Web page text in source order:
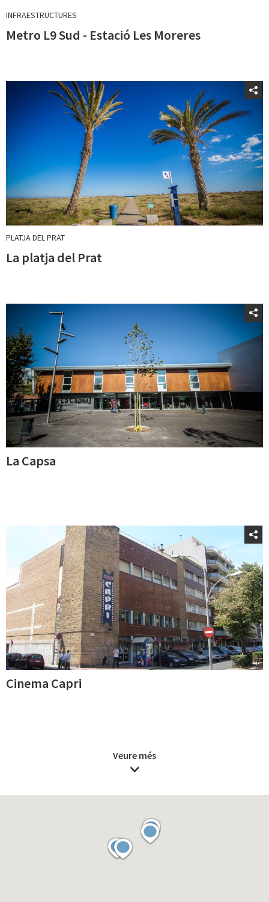
INFRAESTRUCTURES
Metro L9 Sud - Estació Les Moreres
PLATJA DEL PRAT
La platja del Prat
La Capsa
Cinema Capri
Veure més